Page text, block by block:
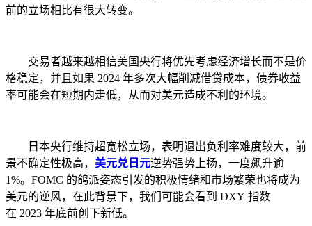
前的立场相比有很大转变。
交易者越来越相信美国央行将优先考虑经济增长而不是价
格稳定，并且如果 2024 年多次大幅削减借贷成本，债券收益
率可能会在短期内走低，从而对美元造成不利的环境。
日本央行维持超宽松立场，表明退出负利率难度较大，前
景不确定性极高， 美元兑日元逆势强势上扬，一度飙升逾
1%。FOMC 的鸽派姿态引发的积极情绪和市场繁荣也将成为
美元的逆风，在此背景下，我们可能会看到 DXY 指数
在 2023 年底前创下新低。